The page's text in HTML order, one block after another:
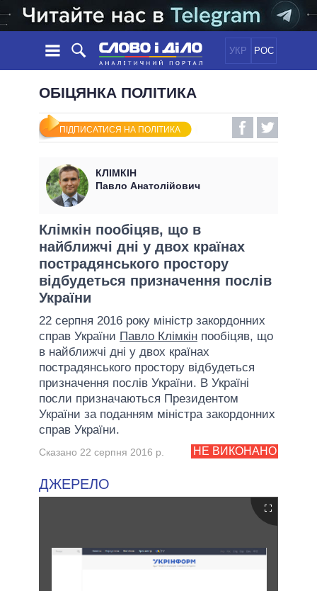
УКР РОС
НОВИНИ
СТРІЧКА
ПОДІЇ
СТАТТІ
ДУМКИ
ОГЛЯДИ
ДАЙДЖЕСТИ
ПОЛІТИКА
ЕКОНОМІКА
СВІТ
ОБIЦЯНКИ
УСІ ПОЛІТИКИ
ПРЕЗИДЕНТ І ОФІС
ВЕРХОВНА РАДА
КАБІНЕТ МІНІСТРІВ
ГОЛОВИ ОБЛАДМІНІСТРАЦІЙ
МЕРИ МІСТ
ВСІ ПЕРСОНИ
ІНФОГРАФІКА
ПІДТРИМАТИ
ПОРІВНЯННЯ ПОЛІТИКІВ
ОБІЦЯНКА ПОЛІТИКА
ПІДПИСАТИСЯ НА ПОЛІТИКА
КЛІМКІН
Павло Анатолійович
Клімкін пообіцяв, що в
найближчі дні у двох країнах
пострадянського простору
відбудеться призначення послів
України
22 серпня 2016 року міністр закордонних
справ України Павло Клімкін пообіцяв, що
в найближчі дні у двох країнах
пострадянського простору відбудеться
призначення послів України. В Україні
посли призначаються Президентом
України за поданням міністра закордонних
справ України.
НЕ ВИКОНАНО
Сказано 22 серпня 2016 р.
ДЖЕРЕЛО